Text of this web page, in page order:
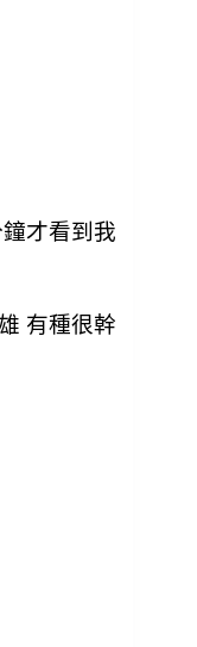
才看到我
有種很幹